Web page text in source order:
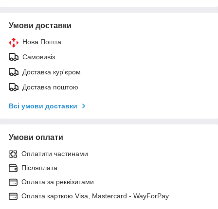
Умови доставки
Нова Пошта
Самовивіз
Доставка кур'єром
Доставка поштою
Всі умови доставки
Умови оплати
Оплатити частинами
Післяплата
Оплата за реквізитами
Оплата карткою Visa, Mastercard - WayForPay